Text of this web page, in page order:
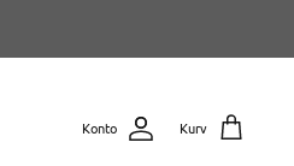
Konto Kurv